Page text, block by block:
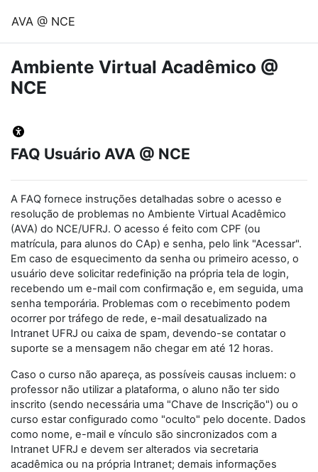
AVA @ NCE
Ambiente Virtual Acadêmico @
NCE
FAQ Usuário AVA @ NCE
A FAQ fornece instruções detalhadas sobre o acesso e
resolução de problemas no Ambiente Virtual Acadêmico
(AVA) do NCE/UFRJ. O acesso é feito com CPF (ou
matrícula, para alunos do CAp) e senha, pelo link "Acessar".
Em caso de esquecimento da senha ou primeiro acesso, o
usuário deve solicitar redefinição na própria tela de login,
recebendo um e-mail com confirmação e, em seguida, uma
senha temporária. Problemas com o recebimento podem
ocorrer por tráfego de rede, e-mail desatualizado na
Intranet UFRJ ou caixa de spam, devendo-se contatar o
suporte se a mensagem não chegar em até 12 horas.
Caso o curso não apareça, as possíveis causas incluem: o
professor não utilizar a plataforma, o aluno não ter sido
inscrito (sendo necessária uma "Chave de Inscrição") ou o
curso estar configurado como "oculto" pelo docente. Dados
como nome, e-mail e vínculo são sincronizados com a
Intranet UFRJ e devem ser alterados via secretaria
acadêmica ou na própria Intranet; demais informações